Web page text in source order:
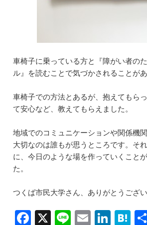
車椅子に乗っている方と『障がい者の
ル』を読むことで気づかされることがあ
車椅子での方法とあるが、抱えてもら
て安心など、教えてもらえました。
地域でのコミュニケーションや関係機
大切なのは誰もが思うところです。そ
に、今日のような場を作っていくこと
た。
つくば市民大学さん、ありがとうござい
F X Li E Li H